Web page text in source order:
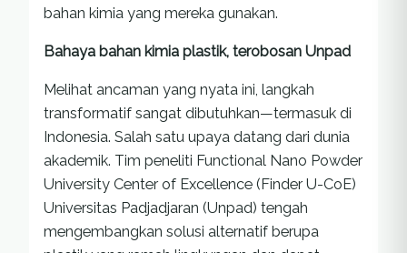
bahan kimia yang mereka gunakan.
Bahaya bahan kimia plastik, terobosan Unpad
Melihat ancaman yang nyata ini, langkah
transformatif sangat dibutuhkan—termasuk di
Indonesia. Salah satu upaya datang dari dunia
akademik. Tim peneliti Functional Nano Powder
University Center of Excellence (Finder U-CoE)
Universitas Padjadjaran (Unpad) tengah
mengembangkan solusi alternatif berupa